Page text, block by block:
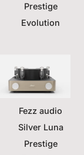
Prestige
Evolution
Fezz audio
Silver Luna
Prestige